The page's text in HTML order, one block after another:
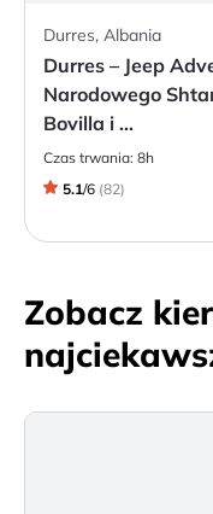
Durres, Albania
Durres – Jeep
Narodowego
Bovilla i ...
Czas trwania: 8h
5.1/6 (82)
Zobacz